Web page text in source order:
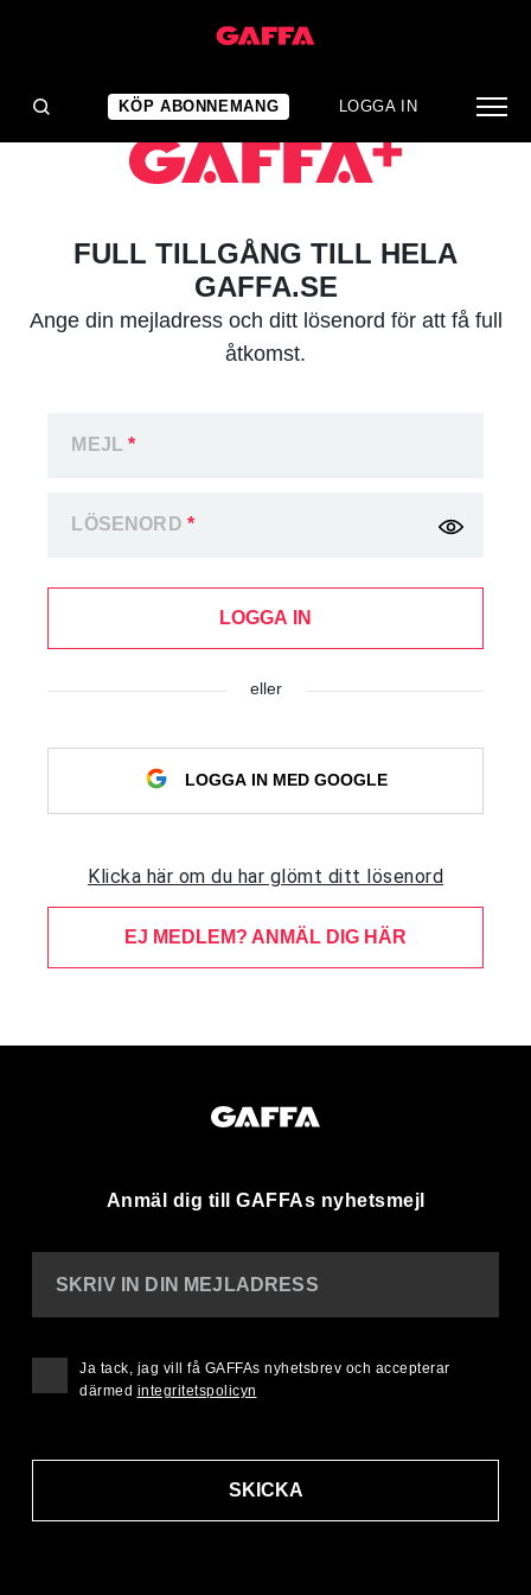
KÖP ABONNEMANG LOGGA IN
FULL TILLGÅNG TILL HELA
GAFFA.SE
Ange din mejladress och ditt lösenord för att få full
åtkomst.
MEJL*
LÖSENORD *
LOGGA IN
eller
LOGGA IN MED GOOGLE
Klicka här om du har glömt ditt lösenord
EJ MEDLEM? ANMÄL DIG HÄR
Anmäl dig till GAFFAs nyhetsmejl
SKRIV IN DIN MEJLADRESS
SKICKA
Ja tack, jag vill få GAFFAs nyhetsbrev och accepterar
därmed integritetspolicyn